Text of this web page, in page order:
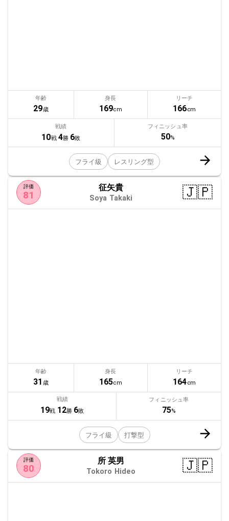
年齢
29歳
身長
169cm
リーチ
166cm
戦績
10戦 4勝 6敗
フィニッシュ率
50%
フライ級 レスリング型
評価
81
征矢貴
Soya Takaki 🇯🇵
年齢
31 歳
身長
165cm
リーチ
164cm
戦績
19戦 12勝 6敗
フィニッシュ率
75%
フライ級 打撃型
評価
80
所 英男
Tokoro Hideo 🇯🇵